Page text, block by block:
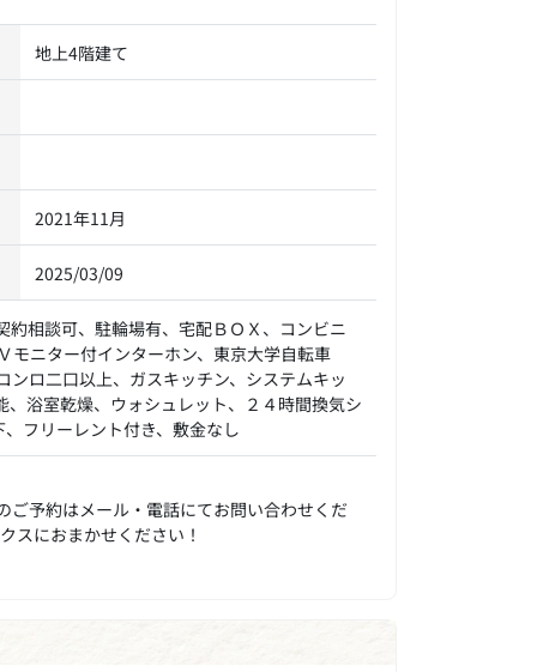
地上4階建て
2021年11月
2025/03/09
相談可、駐輪場有、宅配ＢＯＸ、コンビニ
モニター付インターホン、東京大学自転車
ロ二口以上、ガスキッチン、システムキッ
浴室乾燥、ウォシュレット、２４時間換気シ
フリーレント付き、敷金なし
予約はメール・電話にてお問い合わせくだ
スにおまかせください！